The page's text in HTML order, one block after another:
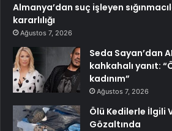
Almanya’dan suç işleyen
kararlılığı
Ağustos 7, 2026
Seda Sayan’dan
kahkahalı yanıt:
kadınım”
Ağustos 7, 2026
Ölü Kedilerle İlgili
Gözaltında